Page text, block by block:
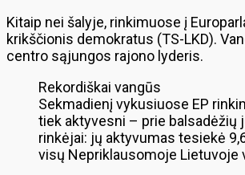
Kitaip nei šalyje, rinkimuose į
krikščionis demokratus (TS-LKD).
centro sąjungos rajono lyderis.
Rekordiškai vangūs
Sekmadienį vykusiuose EP
tiek aktyvesni – prie balsadėžių
rinkėjai: jų aktyvumas tesiekė
visų Nepriklausomoje Lietuvoje